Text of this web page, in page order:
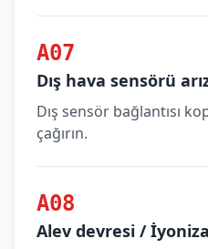
A07
Dış hava sensörü
Dış sensör bağlantısı
çağırın.
A08
Alev devresi /